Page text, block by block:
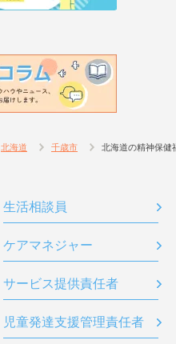
北海道 千歳市 北海道の精神保健
生活相談員
ケアマネジャー
サービス提供責任者
児童発達支援管理責任者